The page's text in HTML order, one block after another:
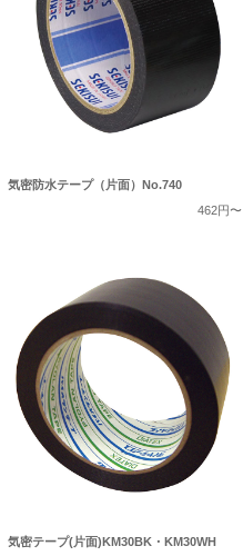
気密防水テープ（片面）No.740
462円〜
気密テープ(片面)KM30BK・KM30WH